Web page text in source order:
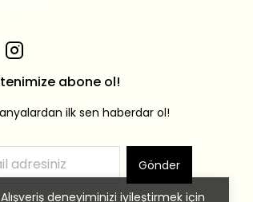
Alışveriş deneyiminizi iyileştirmek için
abone ol!
ilk sen haberdar ol!
Gönder